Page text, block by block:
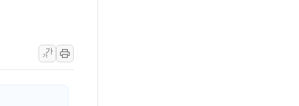
삼성전자, 美국립연구소와 영하 30도 극저온 난방기술 개발한다
[인사] 국무조정실·국무총리비서실
가
가